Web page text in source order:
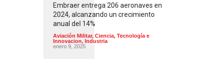
Embraer entrega 206 aeronaves en
2024, alcanzando un crecimiento
anual del 14%
Aviación Militar, Ciencia, Tecnología e
Innovacion, Industria
enero 9, 2025